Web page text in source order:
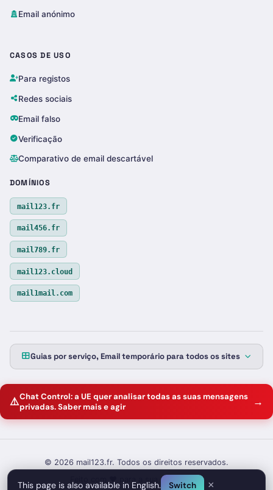
Email anónimo
CASOS DE USO
Para registos
Redes sociais
Email falso
Verificação
Comparativo de email descartável
DOMÍNIOS
mail123.fr
mail456.fr
mail789.fr
mail123.cloud
mail1mail.com
Guias por serviço, Email temporário para todos os sites
⚠️Chat Control: a UE quer analisar todas as suas mensagens
privadas. Saber mais e agir
→
© 2026 mail123.fr. Todos os direitos reservados.
Feito com ❤️ para a sua privacidade
This page is also available in English. Switch ×